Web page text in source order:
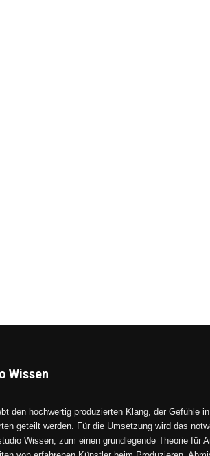
Wissen
den hochwertig produzierten Klang, der Gefühle
geteilt werden. Für die Umsetzung wird das
Wissen, zum einen grundlegende Theorie für